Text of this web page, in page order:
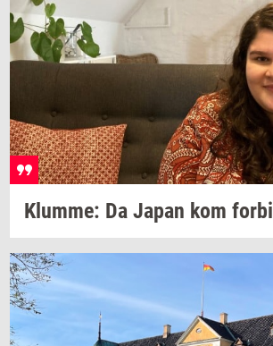
Klum­me: Da Japan kom forbi